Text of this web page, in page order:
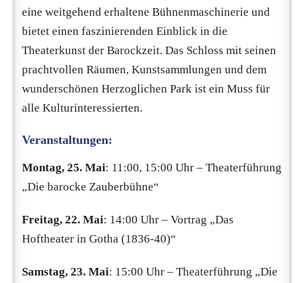
eine weitgehend erhaltene Bühnenmaschinerie und
bietet einen faszinierenden Einblick in die
Theaterkunst der Barockzeit. Das Schloss mit seinen
prachtvollen Räumen, Kunstsammlungen und dem
wunderschönen Herzoglichen Park ist ein Muss für
alle Kulturinteressierten.
Veranstaltungen:
Montag, 25. Mai: 11:00, 15:00 Uhr – Theaterführung
„Die barocke Zauberbühne“
Freitag, 22. Mai: 14:00 Uhr – Vortrag „Das
Hoftheater in Gotha (1836-40)“
Samstag, 23. Mai: 15:00 Uhr – Theaterführung „Die